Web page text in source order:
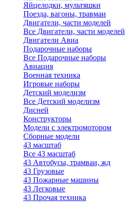
Яйцелодки, мультяшки
Поезда, вагоны, травмаи
Двигатели, части моделей
Все Двигатели, части моделей
Двигатели Авиа
Подарочные наборы
Все Подарочные наборы
Авиация
Военная техника
Игровые наборы
Детский моделизм
Все Детский моделизм
Дисней
Конструкторы
Модели с электромотором
Сборные модели
43 масштаб
Все 43 масштаб
43 Автобусы, трамваи, жд
43 Грузовые
43 Пожарные машины
43 Легковые
43 Прочая техника